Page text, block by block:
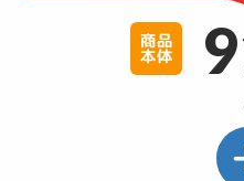
商品
本体